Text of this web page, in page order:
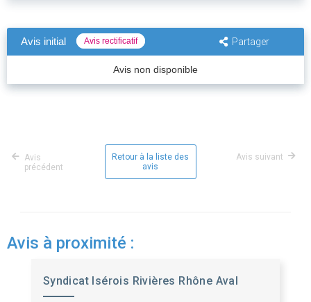
Avis initial Avis rectificatif Partager
Avis non disponible
Avis
précédent
Retour à la liste des
avis
Avis suivant
Avis à proximité :
Syndicat Isérois Rivières Rhône Aval